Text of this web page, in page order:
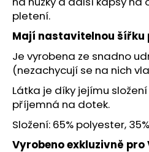
pletení.
Mají nastavitelnou šířku
Je vyrobena ze snadno
(nezachycují se na nich
Látka je díky jejímu
příjemná na dotek.
Složení: 65% polyester,
Vyrobeno exkluzivně pro
D
o
p
o
r
u
č
u
j
e